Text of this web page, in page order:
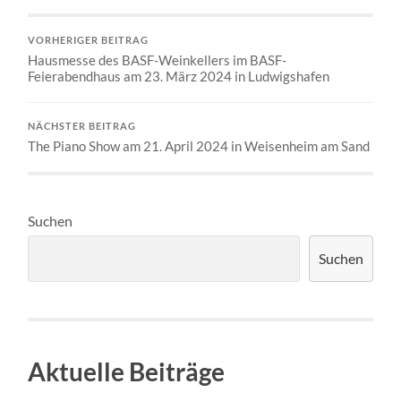
VORHERIGER BEITRAG
Hausmesse des BASF-Weinkellers im BASF-
Feierabendhaus am 23. März 2024 in Ludwigshafen
NÄCHSTER BEITRAG
The Piano Show am 21. April 2024 in Weisenheim am Sand
Suchen
Suchen
Aktuelle Beiträge